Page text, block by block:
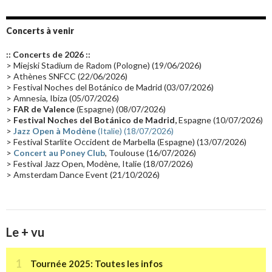
Groupe de Recherche Musicale
Passages radio Vidéo Jarrecast (16) Synthé 80's
Les concerts en Chine(16) Cinéma
Synthé Roland(15) Belgique(15)
(14) Astronomie (14) (14)
Tournée 2025(14) 2024(14) Chine(13)
Concerts à venir
:: Concerts de 2026 ::
> Miejski Stadium de Radom (Pologne) (19/06/2026)
> Athènes SNFCC (22/06/2026)
> Festival Noches del Botánico de Madrid (03/07/2026)
> Amnesia, Ibiza (05/07/2026)
> FAR de Valence(Espagne) (08/07/2026)
> Festival Noches del Botánico de Madrid,Espagne (10/07/2026)
> Jazz Open à Modène(Italie) (18/07/2026)
> Festival Starlite Occident de Marbella (Espagne) (13/07/2026)
> Concert au Poney Club, Toulouse (16/07/2026)
> Festival Jazz Open, Modène, Italie (18/07/2026)
> Amsterdam Dance Event (21/10/2026)
Le + vu